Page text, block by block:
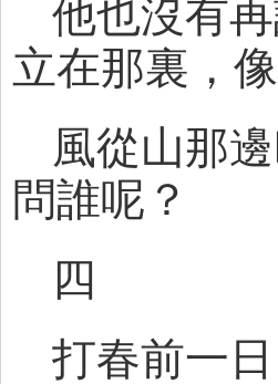
他也沒有
立在那裏，
風從山那
問誰呢？
四
打春前一